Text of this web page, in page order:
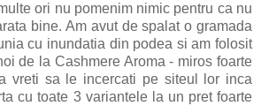
ori nu pomenim nimic pentru ca nu
bine. Am avut de spalat o gramada
cu inundatia din podea si am folosit
de la Cashmere Aroma - miros foarte
vreti sa le incercati pe siteul lor inca
cu toate 3 variantele la un pret foarte